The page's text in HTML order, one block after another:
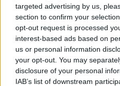
targeted advertising by us,
section to confirm your
opt-out request is processed
interest-based ads based on
us or personal information
your opt-out. You may
disclosure of your personal
IAB’s list of downstream